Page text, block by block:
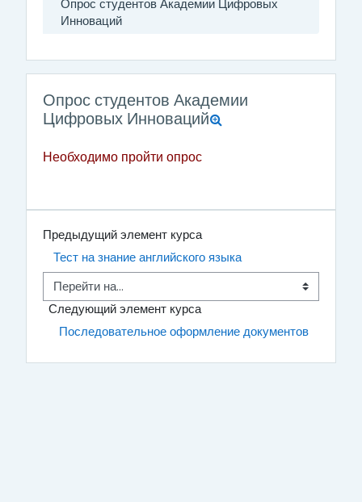
Опрос студентов Академии Цифровых
Инноваций
Опрос студентов Академии
Цифровых Инноваций
Необходимо пройти опрос
Предыдущий элемент курса
Тест на знание английского языка
Перейти на...
Следующий элемент курса
Последовательное оформление документов